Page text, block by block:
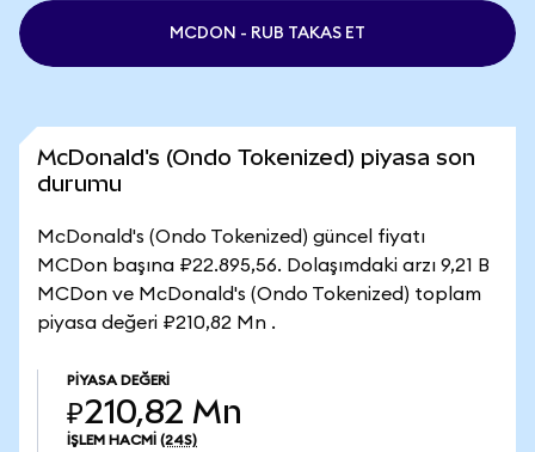
MCDON - RUB TAKAS ET
McDonald's (Ondo Tokenized) piyasa son
durumu
McDonald's (Ondo Tokenized) güncel fiyatı
MCDon başına ₽22.895,56. Dolaşımdaki arzı 9,21 B
MCDon ve McDonald's (Ondo Tokenized) toplam
piyasa değeri ₽210,82 Mn .
PIYASA DEĞERI
₽210,82 Mn
İŞLEM HACMI (24S)